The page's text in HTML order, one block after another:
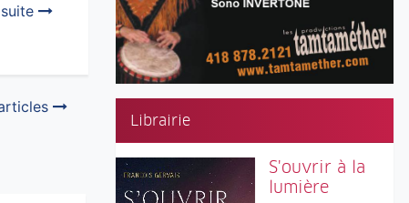
Librairie
S'ouvrir à la
lumière